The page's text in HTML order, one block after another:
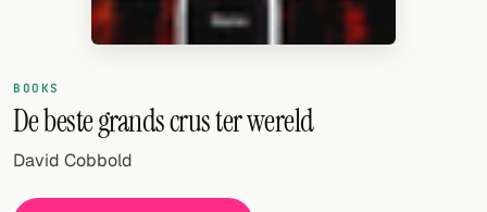
Tools
Cocktail glasses
BOOKS
De beste grands crus ter wereld
David Cobbold